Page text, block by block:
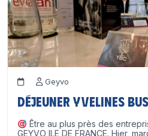
Geyvo
Déjeuner Yvelines
Être au plus près des
GEYVO ILE DE FRANCE. Hier,